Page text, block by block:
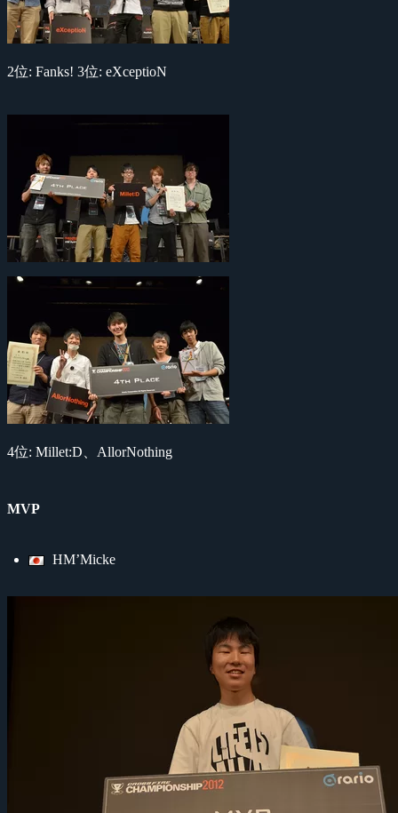
2位: Fanks! 3位: eXceptioN
4位: Millet:D、AllorNothing
MVP
HM’Micke